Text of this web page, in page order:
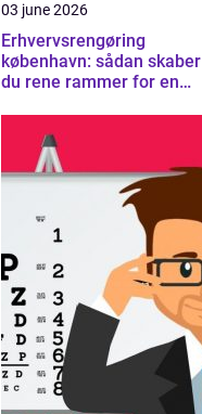
03 june 2026
Erhvervsrengøring
københavn: sådan skaber
du rene rammer for en